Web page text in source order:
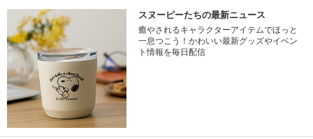
スヌーピーたちの最新ニュース
癒やされるキャラクターアイテムでほっと
一息つこう！かわいい最新グッズやイベン
ト情報を毎日配信